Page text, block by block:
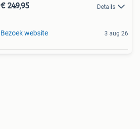
€ 249,95 Details
Bezoek website 3 aug 26